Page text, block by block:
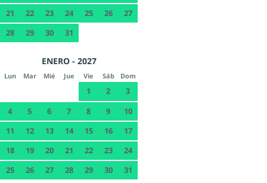
21
22 23 24 25 26
27
28
29 30 31
ENERO - 2027
Lun Mar Mié Jue Vie Sáb Dom
1 2
3
4
5 6 7 8 9
10
11
12 13 14 15 16
17
18
19 20 21 22 23
24
25
26 27 28 29 30 31